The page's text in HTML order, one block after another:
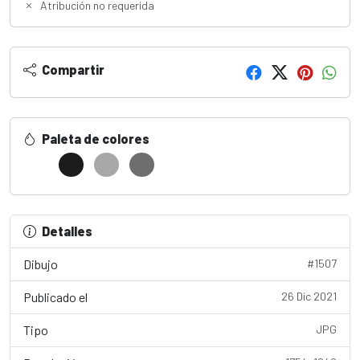
Atribución no requerida
Compartir
Paleta de colores
Detalles
Dibujo #1507
Publicado el 26 Dic 2021
Tipo JPG